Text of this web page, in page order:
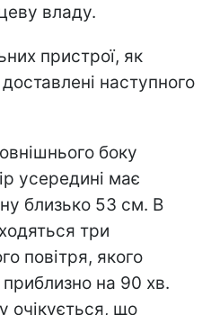
владу.
пристрої, як
наступного
боку
усередині має
близько 53 см. В
три
повітря, якого
на 90 хв.
очікується, що